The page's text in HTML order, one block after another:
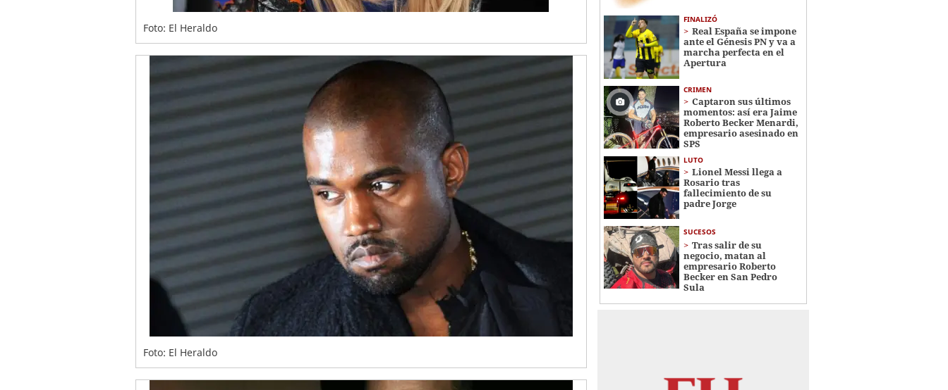
Foto: El Heraldo
Foto: El Heraldo
FINALIZÓ
Real España se impone
ante el Génesis PN y va a
marcha perfecta en el
Apertura
CRIMEN
Captaron sus últimos
momentos: así era Jaime
Roberto Becker Menardi​​​,
empresario asesinado en
SPS
LUTO
Lionel Messi llega a
Rosario tras
fallecimiento de su
padre Jorge
SUCESOS
Tras salir de su
negocio, matan al
empresario Roberto
Becker en San Pedro
Sula